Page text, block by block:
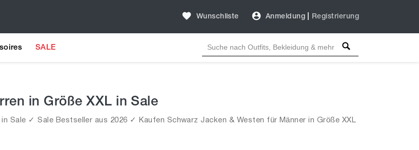
Wunschliste Anmeldung Registrierung
SALE
in Größe XXL in Sale
Sale ✓ Sale Bestseller aus 2026 ✓ Kaufen Schwarz Jacken & Westen für Männer in Größe XXL